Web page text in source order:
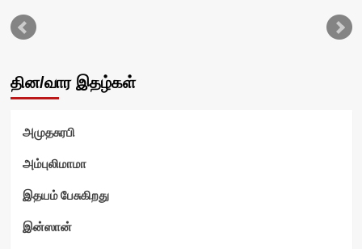
தின/வார இதழ்கள்
அமுதசுரபி
அம்புலிமாமா
இதயம் பேசுகிறது
இன்ஸான்